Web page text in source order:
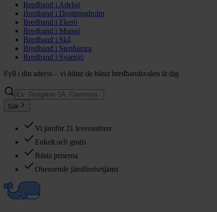
Bredband i Adelsö
Bredband i Drottningholm
Bredband i Ekerö
Bredband i Munsö
Bredband i Skå
Bredband i Stenhamra
Bredband i Svartsjö
Fyll i din adress – vi hittar de bästa bredbandsvalen åt dig
Sök
Vi jämför 21 leverantörer
Enkelt och gratis
Bästa priserna
Oberoende jämförelsetjänst